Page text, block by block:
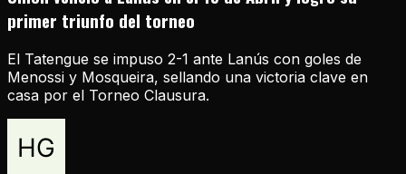
primer triunfo del torneo
El Tatengue se impuso 2-1 ante Lanús con goles de
Menossi y Mosqueira, sellando una victoria clave en
casa por el Torneo Clausura.